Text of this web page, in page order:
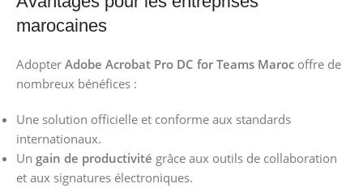
marocaines
Adopter Adobe Acrobat Pro DC for Teams Maroc offre de
nombreux bénéfices :
Une solution officielle et conforme aux standards
internationaux.
Un gain de productivité grâce aux outils de collaboration
et aux signatures électroniques.